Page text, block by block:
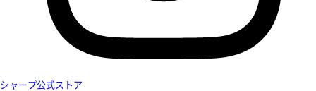
シャープ公式ストア